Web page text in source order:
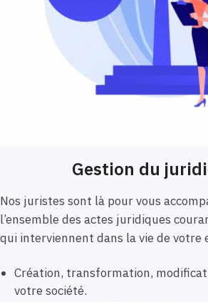
Gestion du
Nos juristes sont là pour vous
l’ensemble des actes juridiques
qui interviennent dans la vie de votre
Création, transformation,
votre société.